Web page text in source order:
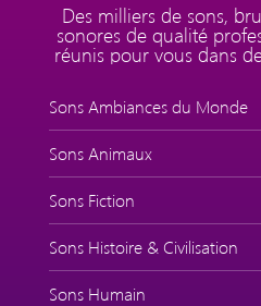
Des milliers de sons,
sonores de qualité
réunis pour vous dans
Sons Ambiances du Monde
Sons Animaux
Sons Fiction
Sons Histoire & Civilisation
Sons Humain